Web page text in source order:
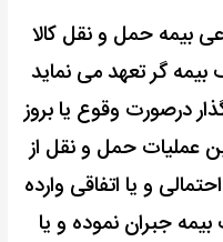
بیمه حمل و نقل کالا
گر تعهد می نماید
درصورت وقوع یا بروز
عملیات حمل و نقل از
و یا اتفاقی وارده
جبران نموده و یا